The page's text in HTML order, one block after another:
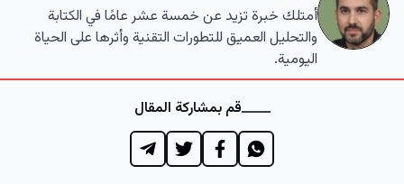
أمتلك خبرة تزيد عن خمسة عشر عامًا في الكتابة
والتحليل العميق للتطورات التقنية وأثرها على الحياة
اليومية.
قم بمشاركة المقال